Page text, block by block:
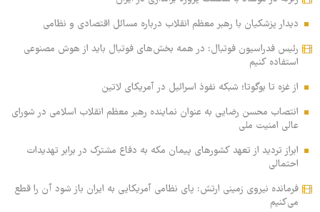
دیدار پزشکیان با رهبر معظم انقلاب درباره مسائل اقتصادی و نظامی
رئیس فدراسیون فوتبال: در همه بخش‌های فوتبال باید از هوش مصنوعی
استفاده کنیم
از غزه تا بوگوتا؛ شبکه نفوذ اسرائیل در آمریکای لاتین
انتصاب محسن رضایی به عنوان نماینده رهبر معظم انقلاب اسلامی در شورای
عالی امنیت ملی
ابراز تردید از تعهد کشورهای پیمان مکه به دفاع مشترک در برابر تهدیدات
احتمالی
فرمانده نیروی زمینی ارتش: پای نظامی آمریکایی به ایران باز شود آن را قطع
می‌کنیم